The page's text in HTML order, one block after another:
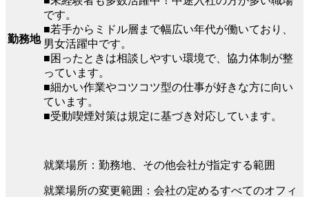
勤務地
です。
■若手からミドル層まで幅広い年代が働いており、
男女活躍中です。
■困ったときは相談しやすい環境で、協力体制が整
っています。
■細かい作業やコツコツ型の仕事が好きな方に向い
ています。
■受動喫煙対策は規定に基づき対応しています。
就業場所：勤務地、その他会社が指定する範囲
就業場所の変更範囲：会社の定めるすべてのオフィ